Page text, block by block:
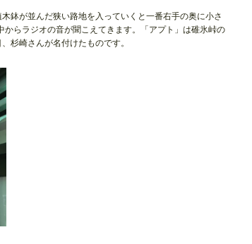
鉢が並んだ狭い路地を入っていくと一番右手の奥に小さ
らラジオの音が聞こえてきます。「アプト」は碓氷峠の
杉崎さんが名付けたものです。